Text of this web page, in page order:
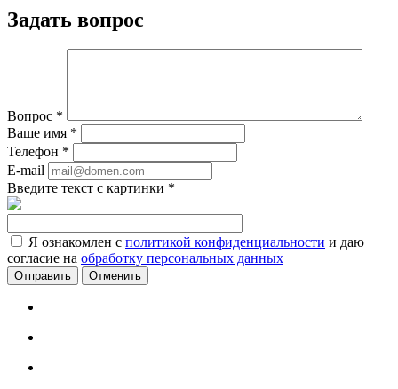
Задать вопрос
Вопрос *
Ваше имя *
Телефон *
E-mail
Введите текст с картинки *
Я ознакомлен с политикой конфиденциальности и даю
согласие на обработку персональных данных
Отменить